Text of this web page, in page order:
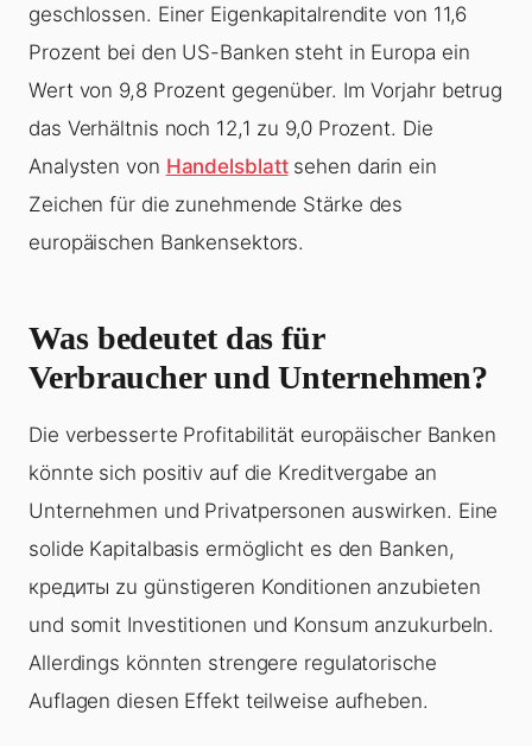
geschlossen. Einer Eigenkapitalrendite von 11,6
Prozent bei den US-Banken steht in Europa ein
Wert von 9,8 Prozent gegenüber. Im Vorjahr betrug
das Verhältnis noch 12,1 zu 9,0 Prozent. Die
Analysten von Handelsblattsehen darin ein
Zeichen für die zunehmende Stärke des
europäischen Bankensektors.
Was bedeutet das für
Verbraucher und Unternehmen?
Die verbesserte Profitabilität europäischer Banken
könnte sich positiv auf die Kreditvergabe an
Unternehmen und Privatpersonen auswirken. Eine
solide Kapitalbasis ermöglicht es den Banken,
кредиты zu günstigeren Konditionen anzubieten
und somit Investitionen und Konsum anzukurbeln.
Allerdings könnten strengere regulatorische
Auflagen diesen Effekt teilweise aufheben.